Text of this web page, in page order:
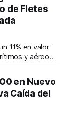
de Fletes
11% en valor
y aéreos
del
se digitaliza
en Nuevo
Caída del